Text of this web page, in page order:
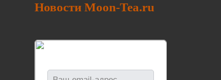
Новости Moon-Tea.ru